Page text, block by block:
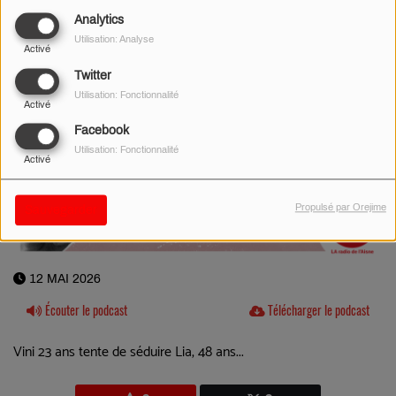
Analytics
Activé
Utilisation: Analyse
Twitter
Activé
Utilisation: Fonctionnalité
Facebook
Activé
Utilisation: Fonctionnalité
Propulsé par Orejime
12 MAI 2026
Écouter le podcast Télécharger le podcast
Vini 23 ans tente de séduire Lia, 48 ans...